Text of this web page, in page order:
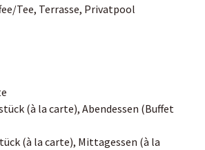
Tee, Terrasse, Privatpool
(à la carte), Abendessen (Buffet
(à la carte), Mittagessen (à la